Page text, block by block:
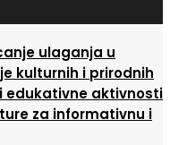
ulaganja u
kulturnih i prirodnih
edukativne aktivnosti
za informativnu i